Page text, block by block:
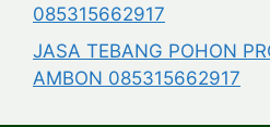
085315662917
JASA TEBANG POHON
AMBON 085315662917